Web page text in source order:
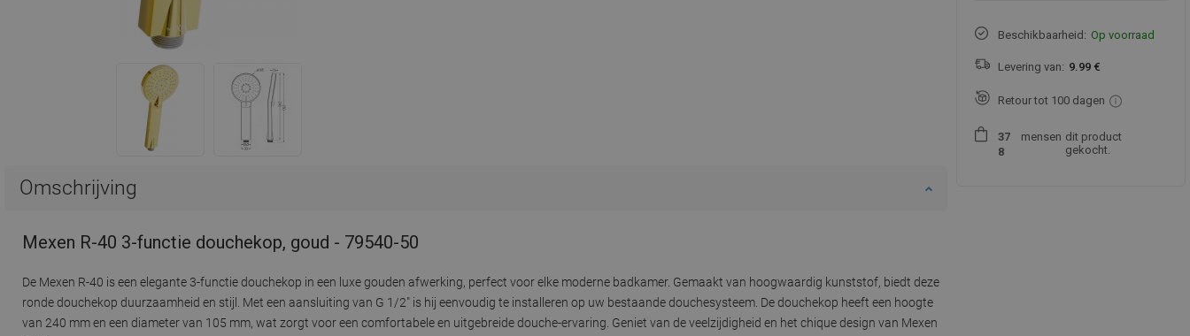
Omschrijving
Mexen R-40 3-functie douchekop, goud - 79540-50
De Mexen R-40 is een elegante 3-functie douchekop in een luxe gouden afwerking, perfect voor elke moderne badkamer. Gemaakt van hoogwaardig kunststof, biedt deze
ronde douchekop duurzaamheid en stijl. Met een aansluiting van G 1/2" is hij eenvoudig te installeren op uw bestaande douchesysteem. De douchekop heeft een hoogte
van 240 mm en een diameter van 105 mm, wat zorgt voor een comfortabele en uitgebreide douche-ervaring. Geniet van de veelzijdigheid en het chique design van Mexen
Beschikbaarheid: Op voorraad
Levering van: 9.99 €
Retour tot 100 dagen
37
8
mensen dit product
gekocht.